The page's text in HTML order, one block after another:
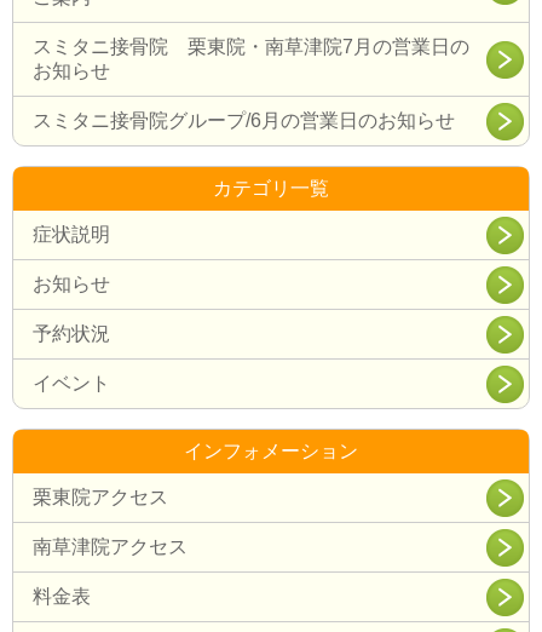
スミタニ接骨院 栗東院・南草津院7月の営業日の
お知らせ
スミタニ接骨院グループ/6月の営業日のお知らせ
カテゴリ一覧
症状説明
お知らせ
予約状況
イベント
インフォメーション
栗東院アクセス
南草津院アクセス
料金表